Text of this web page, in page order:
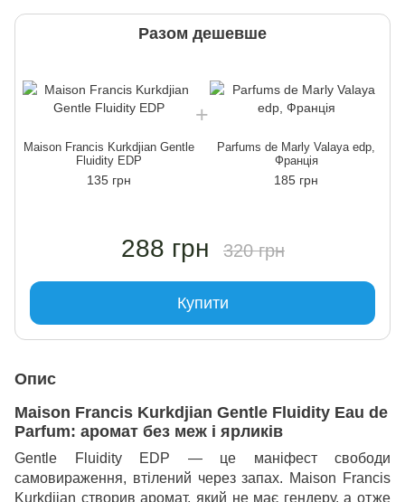
Разом дешевше
Maison Francis Kurkdjian Gentle
Fluidity EDP
135 грн
Parfums de Marly Valaya edp,
Франція
185 грн
288 грн 320 грн
Купити
Опис
Maison Francis Kurkdjian Gentle Fluidity Eau de
Parfum: аромат без меж і ярликів
Gentle Fluidity EDP — це маніфест свободи
самовираження, втілений через запах. Maison Francis
Kurkdjian створив аромат, який не має гендеру, а отже